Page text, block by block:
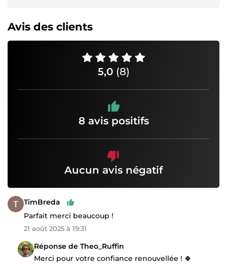
Avis des clients
5,0 (8)
8 avis positifs
Aucun avis négatif
TimBreda
Parfait merci beaucoup !
21 août 2025 à 19:31
Réponse de Theo_Ruffin
Merci pour votre confiance renouvellée ! 🍀